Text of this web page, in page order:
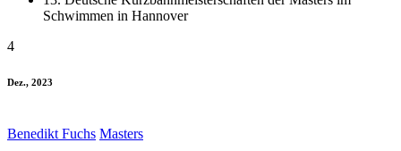
Schwimmen in Hannover
4
Dez., 2023
Benedikt Fuchs Masters